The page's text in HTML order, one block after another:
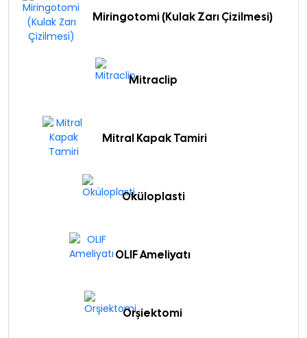
Miringotomi (Kulak Zarı Çizilmesi)
Mitraclip
Mitral Kapak Tamiri
Oküloplasti
OLIF Ameliyatı
Orşiektomi